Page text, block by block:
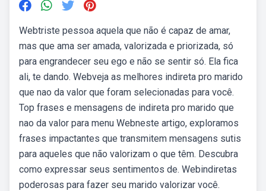
Webtriste pessoa aquela que não é capaz de amar,
mas que ama ser amada, valorizada e priorizada, só
para engrandecer seu ego e não se sentir só. Ela fica
ali, te dando. Webveja as melhores indireta pro marido
que nao da valor que foram selecionadas para você.
Top frases e mensagens de indireta pro marido que
nao da valor para menu Webneste artigo, exploramos
frases impactantes que transmitem mensagens sutis
para aqueles que não valorizam o que têm. Descubra
como expressar seus sentimentos de. Webindiretas
poderosas para fazer seu marido valorizar você.